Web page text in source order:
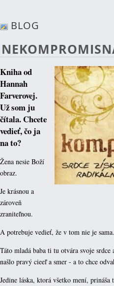
S.
BLOG
Kniha od
Hannah
Farverovej.
Už som ju
čítala. Chcete
vedieť, čo ja
na to?
Žena nesie Boží
obraz.
Je krásnou a
zároveň
zraniteľnou.
A potrebuje vedieť, že v tom nie je sama.
Táto mladá baba ti tu otvára svoje
našlo pravý cieeľ a smer - a to chce
Jedine láska, ktorá všetko mení,